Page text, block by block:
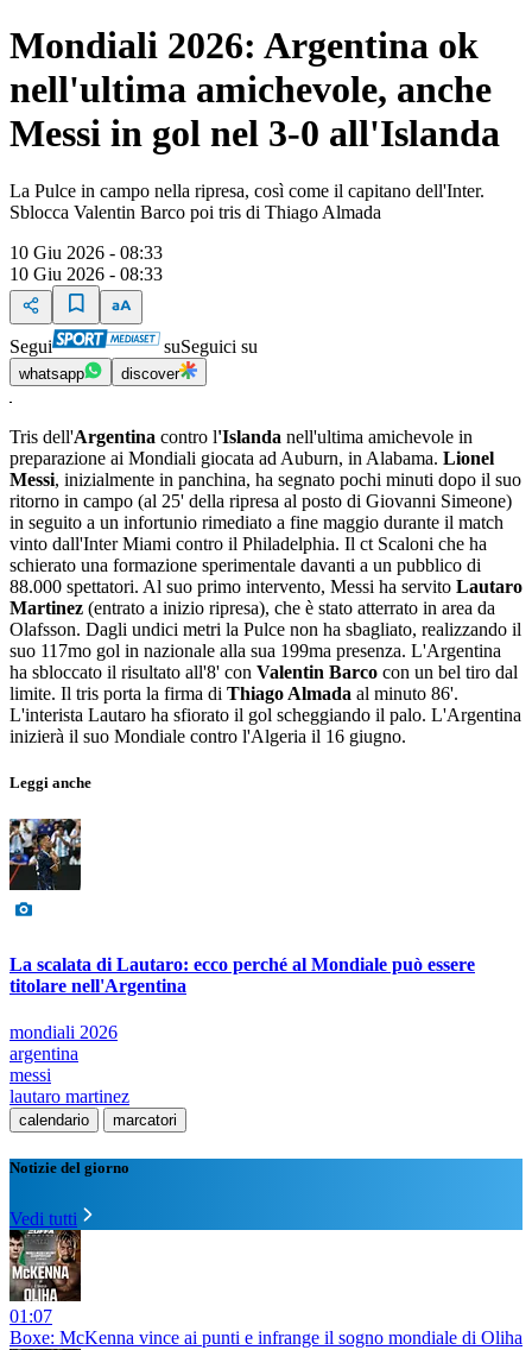
Mondiali 2026: Argentina ok
nell'ultima amichevole, anche
Messi in gol nel 3-0 all'Islanda
La Pulce in campo nella ripresa, così come il capitano dell'Inter.
Sblocca Valentin Barco poi tris di Thiago Almada
10 Giu 2026 - 08:33
10 Giu 2026 - 08:33
Segui suSeguici su
whatsapp discover
Tris dell'Argentina contro l'Islanda nell'ultima amichevole in
preparazione ai Mondiali giocata ad Auburn, in Alabama. Lionel
Messi, inizialmente in panchina, ha segnato pochi minuti dopo il suo
ritorno in campo (al 25' della ripresa al posto di Giovanni Simeone)
in seguito a un infortunio rimediato a fine maggio durante il match
vinto dall'Inter Miami contro il Philadelphia. Il ct Scaloni che ha
schierato una formazione sperimentale davanti a un pubblico di
88.000 spettatori. Al suo primo intervento, Messi ha servito Lautaro
Martinez (entrato a inizio ripresa), che è stato atterrato in area da
Olafsson. Dagli undici metri la Pulce non ha sbagliato, realizzando il
suo 117mo gol in nazionale alla sua 199ma presenza. L'Argentina
ha sbloccato il risultato all'8' con Valentin Barco con un bel tiro dal
limite. Il tris porta la firma di Thiago Almada al minuto 86'.
L'interista Lautaro ha sfiorato il gol scheggiando il palo. L'Argentina
inizierà il suo Mondiale contro l'Algeria il 16 giugno.
Leggi anche
La scalata di Lautaro: ecco perché al Mondiale può essere
titolare nell'Argentina
mondiali 2026
argentina
messi
lautaro martinez
calendario marcatori
Notizie del giorno
Vedi tutti
01:07
Boxe: McKenna vince ai punti e infrange il sogno mondiale di Oliha